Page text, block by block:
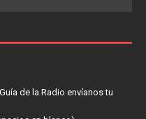
de la Radio envíanos tu